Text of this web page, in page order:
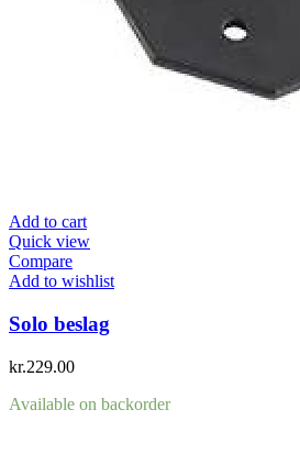
Add to cart
Quick view
Compare
Add to wishlist
Solo beslag
kr.229.00
Available on backorder